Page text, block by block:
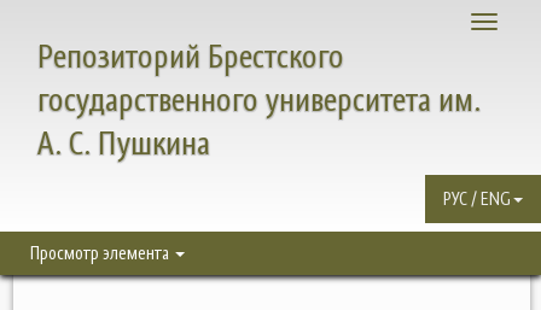
Toggle
Репозиторий Брестского
государственного университета им.
А. С. Пушкина
РУС / ENG
Просмотр элемента